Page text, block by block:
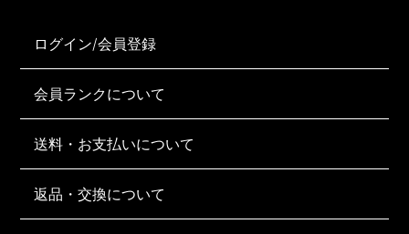
ログイン/会員登録
会員ランクについて
送料・お支払いについて
返品・交換について